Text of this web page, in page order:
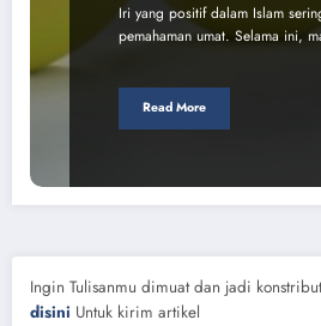
Iri yang positif dalam Islam
pemahaman umat. Selama ini,
Read More
Ingin Tulisanmu dimuat dan jadi
disini Untuk kirim artikel